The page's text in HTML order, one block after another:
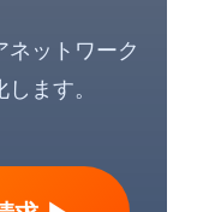
ットワーク
ます。